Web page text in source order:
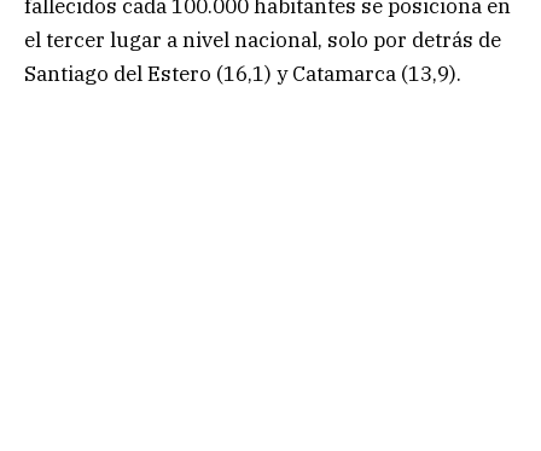
fallecidos cada 100.000 habitantes se posiciona en
el tercer lugar a nivel nacional, solo por detrás de
Santiago del Estero (16,1) y Catamarca (13,9).